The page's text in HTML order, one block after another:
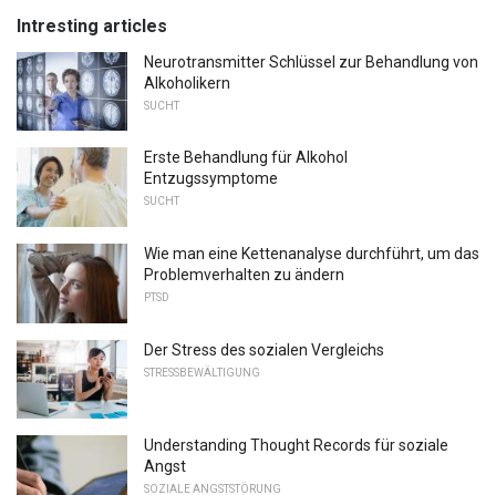
Intresting articles
Neurotransmitter Schlüssel zur Behandlung von
Alkoholikern
SUCHT
Erste Behandlung für Alkohol
Entzugssymptome
SUCHT
Wie man eine Kettenanalyse durchführt, um das
Problemverhalten zu ändern
PTSD
Der Stress des sozialen Vergleichs
STRESSBEWÄLTIGUNG
Understanding Thought Records für soziale
Angst
SOZIALE ANGSTSTÖRUNG